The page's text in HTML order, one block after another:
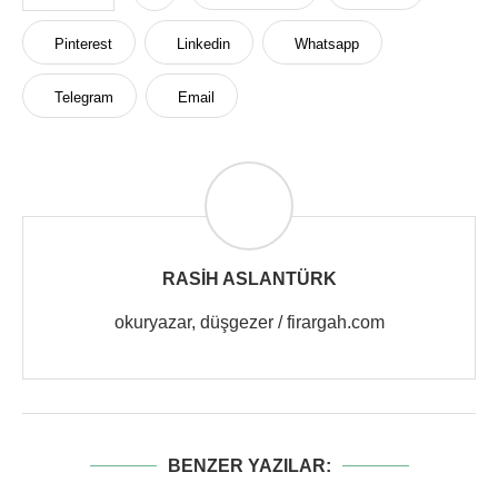
Pinterest Linkedin Whatsapp
Telegram Email
RASIH ASLANTÜRK
okuryazar, düşgezer / firargah.com
BENZER YAZILAR: